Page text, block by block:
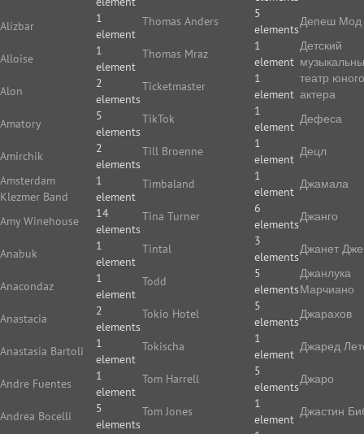
Alizbar
1
element
Alloise
1
element
Alon
2
elements
Amatory
5
elements
Amirchik
2
elements
Amsterdam
Klezmer Band
1
element
Amy Winehouse
14
elements
Anabuk
1
element
Anacondaz
1
element
Anastacia
2
elements
Anastasia Bartoli
1
element
Andre Fuentes
1
element
Andrea Bocelli
5
elements
Thomas Anders
5
elements
Thomas Mraz
1
element
Ticketmaster
1
element
TikTok
1
element
Till Broenne
1
element
Timbaland
1
element
Tina Turner
6
elements
Tintal
3
elements
Todd
5
elements
Tokio Hotel
5
elements
Tokischa
1
element
Tom Harrell
5
elements
Tom Jones
1
element
Депеш Мод
Детский
театр юного
актера
Дефеса
Децл
Джамала
Джанго
Джанет
Джанлука
Марчиано
Джарахов
Джаред
Джаро
Джастин